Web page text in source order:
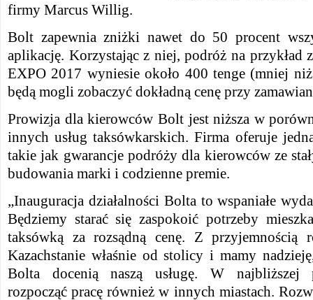
firmy Marcus Willig.
Bolt zapewnia zniżki nawet do 50 procent
aplikację. Korzystając z niej, podróż na przykład
EXPO 2017 wyniesie około 400 tenge (mniej
będą mogli zobaczyć dokładną cenę przy
Prowizja dla kierowców Bolt jest niższa w
innych usług taksówkarskich. Firma oferuje
takie jak gwarancje podróży dla kierowców ze
budowania marki i codzienne premie.
„Inauguracja działalności Bolta to wspaniałe
Będziemy starać się zaspokoić potrzeby
taksówką za rozsądną cenę. Z przyjemnością
Kazachstanie właśnie od stolicy i mamy
Bolta docenią naszą usługę. W najbliższej
rozpocząć pracę również w innych miastach.